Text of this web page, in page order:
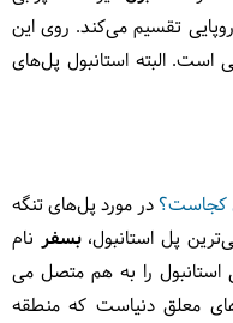
تقسیم می‌کند. روی این
است. البته استانبول پل‌های
کجاست؟در مورد پل‌های تنگه
پل استانبول،بسفر نام
استانبول را به هم متصل می
معلق دنیاست که منطقه